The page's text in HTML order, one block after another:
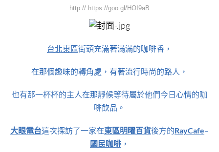
http:// https://goo.gl/HOI9aB
台北東區街頭充滿著滿滿的咖啡香，
在那個趣味的轉角處， 有著流行時尚的路人，
也有那一杯杯的主人在那靜候等待屬於他們今日心情的咖
啡飲品。
大眼電台這次探訪了一家在東區明曜百貨後方的RayCafe–
國民咖啡 ，